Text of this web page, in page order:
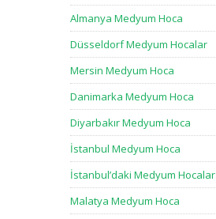
Almanya Medyum Hoca
Düsseldorf Medyum Hocalar
Mersin Medyum Hoca
Danimarka Medyum Hoca
Diyarbakır Medyum Hoca
İstanbul Medyum Hoca
İstanbul’daki Medyum Hocalar
Malatya Medyum Hoca